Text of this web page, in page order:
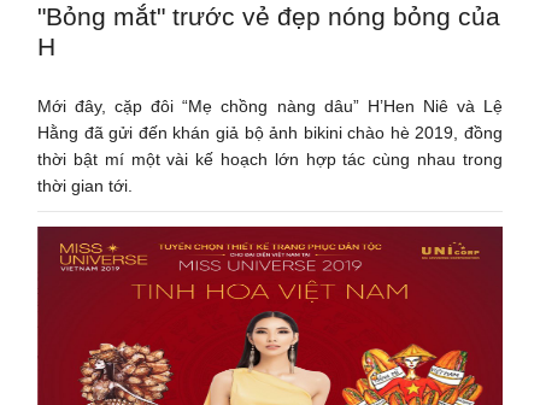
"Bỏng mắt" trước vẻ đẹp nóng bỏng của
H
Mới đây, cặp đôi “Mẹ chồng nàng dâu” H’Hen Niê và Lệ
Hằng đã gửi đến khán giả bộ ảnh bikini chào hè 2019, đồng
thời bật mí một vài kế hoạch lớn hợp tác cùng nhau trong
thời gian tới.